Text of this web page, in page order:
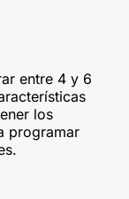
entre 4 y 6
los
programar